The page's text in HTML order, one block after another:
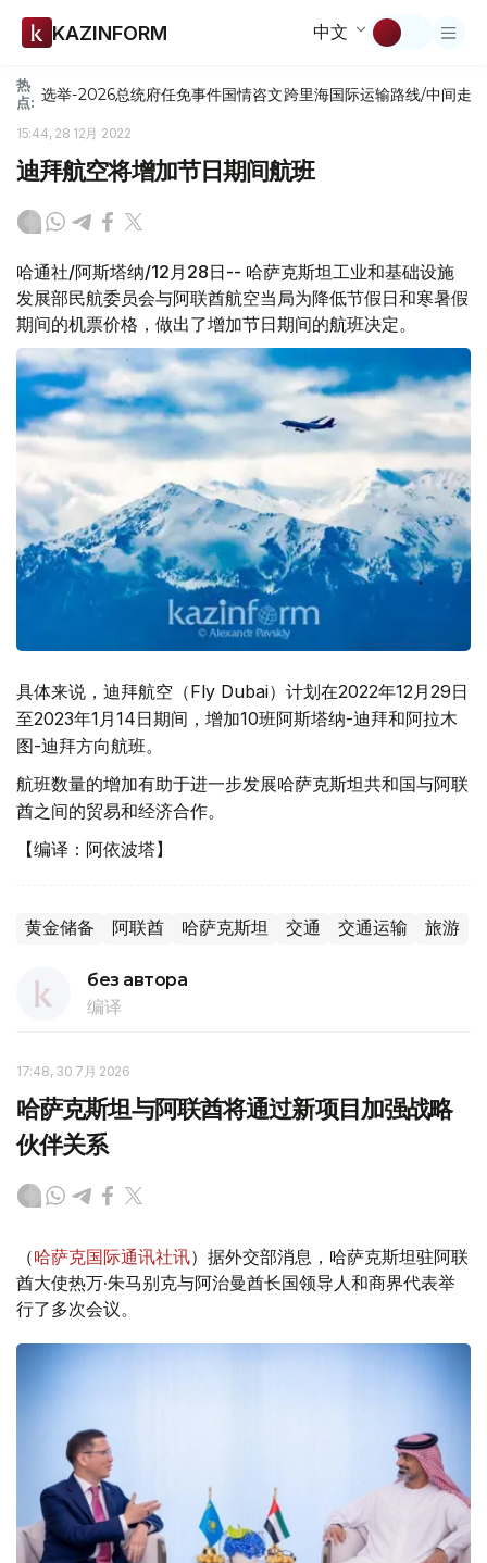
KAZINFORM 中文
热
点: 选举-2026总统府任免事件国情咨文跨里海国际运输路线/中间走廊
15:44, 28 12月 2022
迪拜航空将增加节日期间航班
哈通社/阿斯塔纳/12月28日-- 哈萨克斯坦工业和基础设施
发展部民航委员会与阿联酋航空当局为降低节假日和寒暑假
期间的机票价格，做出了增加节日期间的航班决定。
具体来说，迪拜航空（Fly Dubai）计划在2022年12月29日
至2023年1月14日期间，增加10班阿斯塔纳-迪拜和阿拉木
图-迪拜方向航班。
航班数量的增加有助于进一步发展哈萨克斯坦共和国与阿联
酋之间的贸易和经济合作。
【编译：阿依波塔】
黄金储备 阿联酋 哈萨克斯坦 交通 交通运输 旅游
без автора
编译
17:48, 30 7月 2026
哈萨克斯坦与阿联酋将通过新项目加强战略
伙伴关系
（哈萨克国际通讯社讯）据外交部消息，哈萨克斯坦驻阿联
酋大使热万·朱马别克与阿治曼酋长国领导人和商界代表举
行了多次会议。